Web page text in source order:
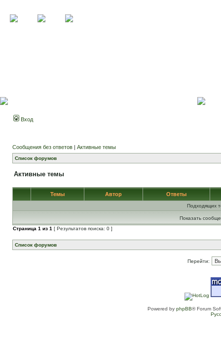
Вход
Сообщения без ответов | Активные темы
Список форумов
Активные темы
Темы Автор Ответы
Подходящих
Показать
Страница 1 из 1 [ Результатов поиска: 0 ]
Список форумов
Перейти:
Powered by phpBB® Forum